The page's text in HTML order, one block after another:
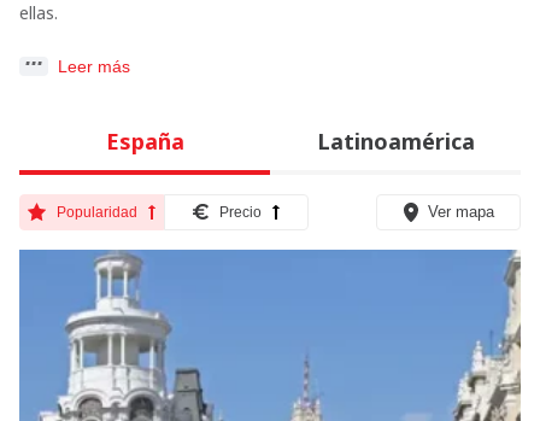
ellas.
Leer más
España Latinoamérica
Popularidad Precio Ver mapa